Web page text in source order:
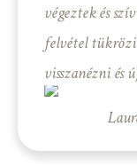
végeztek és
felvétel
visszanézni és